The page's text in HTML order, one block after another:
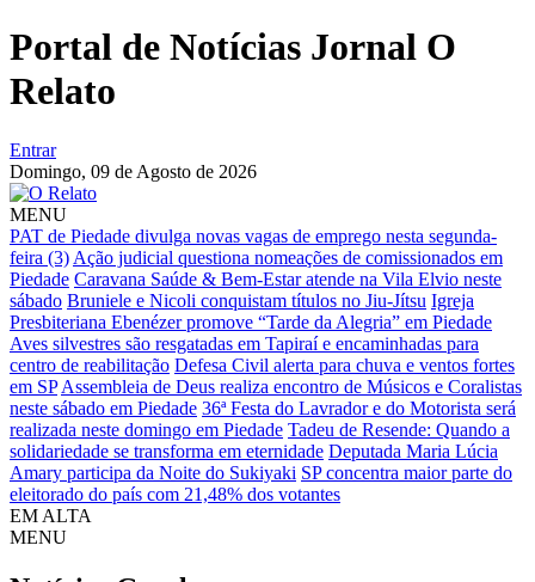
Portal de Notícias Jornal O
Relato
Entrar
Domingo, 09 de Agosto de 2026
MENU
PAT de Piedade divulga novas vagas de emprego nesta segunda-
feira (3) Ação judicial questiona nomeações de comissionados em
Piedade Caravana Saúde & Bem-Estar atende na Vila Elvio neste
sábado Bruniele e Nicoli conquistam títulos no Jiu-Jítsu Igreja
Presbiteriana Ebenézer promove “Tarde da Alegria” em Piedade
Aves silvestres são resgatadas em Tapiraí e encaminhadas para
centro de reabilitação Defesa Civil alerta para chuva e ventos fortes
em SP Assembleia de Deus realiza encontro de Músicos e Coralistas
neste sábado em Piedade 36ª Festa do Lavrador e do Motorista será
realizada neste domingo em Piedade Tadeu de Resende: Quando a
solidariedade se transforma em eternidade Deputada Maria Lúcia
Amary participa da Noite do Sukiyaki SP concentra maior parte do
eleitorado do país com 21,48% dos votantes
EM ALTA
MENU